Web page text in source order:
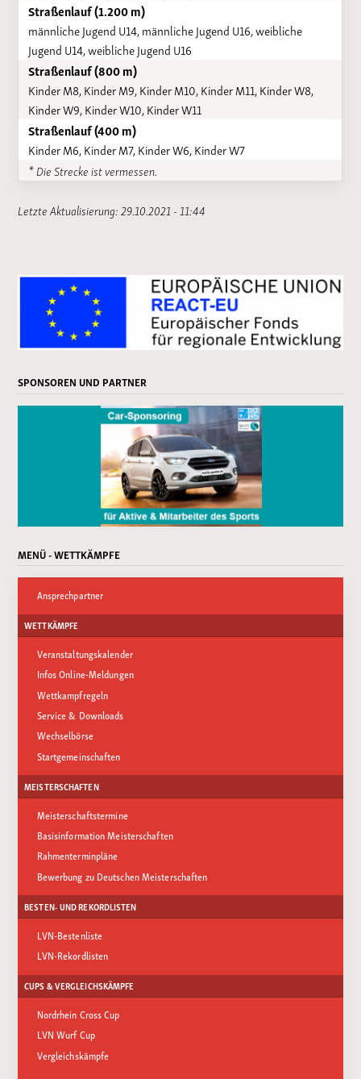
Straßenlauf (1.200 m)
männliche Jugend U14, männliche Jugend U16, weibliche
Jugend U14, weibliche Jugend U16
Straßenlauf (800 m)
Kinder M8, Kinder M9, Kinder M10, Kinder M11, Kinder W8,
Kinder W9, Kinder W10, Kinder W11
Straßenlauf (400 m)
Kinder M6, Kinder M7, Kinder W6, Kinder W7
* Die Strecke ist vermessen.
Letzte Aktualisierung: 29.10.2021 - 11:44
SPONSOREN UND PARTNER
MENÜ - WETTKÄMPFE
Ansprechpartner
WETTKÄMPFE
Veranstaltungskalender
Infos Online-Meldungen
Wettkampfregeln
Service & Downloads
Wechselbörse
Startgemeinschaften
MEISTERSCHAFTEN
Meisterschaftstermine
Basisinformation Meisterschaften
Rahmenterminpläne
Bewerbung zu Deutschen Meisterschaften
BESTEN- UND REKORDLISTEN
LVN-Bestenliste
LVN-Rekordlisten
CUPS & VERGLEICHSKÄMPFE
Nordrhein Cross Cup
LVN Wurf Cup
Vergleichskämpfe